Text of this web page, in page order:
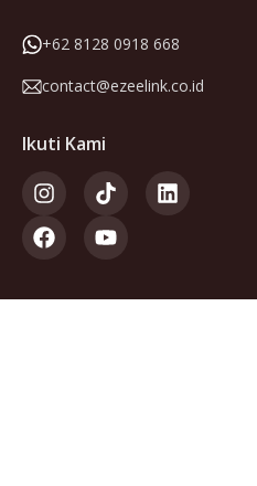
+62 8128 0918 668
contact@ezeelink.co.id
Ikuti Kami